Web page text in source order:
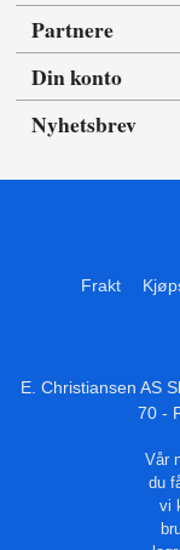
Partnere
Din konto
Nyhetsbrev
Frakt
E. Christiansen AS
70-
Vår
du
vi